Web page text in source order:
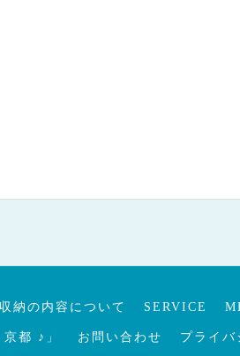
納の内容について SERVICE
都 ♪」 お問い合わせ プライバ